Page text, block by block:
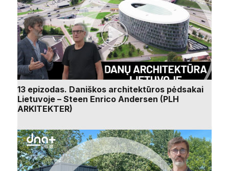
13 epizodas. Daniškos architektūros pėdsakai
Lietuvoje – Steen Enrico Andersen (PLH
ARKITEKTER)